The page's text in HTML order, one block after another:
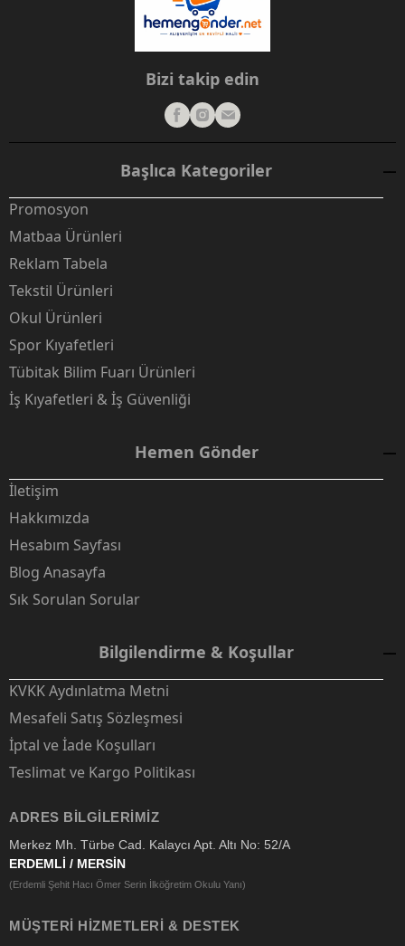
Bizi takip edin
Başlıca Kategoriler
Promosyon
Matbaa Ürünleri
Reklam Tabela
Tekstil Ürünleri
Okul Ürünleri
Spor Kıyafetleri
Tübitak Bilim Fuarı Ürünleri
İş Kıyafetleri & İş Güvenliği
Hemen Gönder
İletişim
Hakkımızda
Hesabım Sayfası
Blog Anasayfa
Sık Sorulan Sorular
Bilgilendirme & Koşullar
KVKK Aydınlatma Metni
Mesafeli Satış Sözleşmesi
İptal ve İade Koşulları
Teslimat ve Kargo Politikası
ADRES BILGILERIMIZ
Merkez Mh. Türbe Cad. Kalaycı Apt. Altı No: 52/A
ERDEMLİ / MERSİN
(Erdemli Şehit Hacı Ömer Serin İlköğretim Okulu Yanı)
MÜŞTERI HIZMETLERI & DESTEK